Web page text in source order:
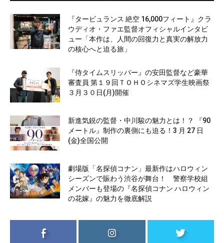
『タービュランス 絶空 16,000フィート』クラ
ウディオ・ファエ監督オフィシャルインタビ
ュー「本作は、人間の回復力と真実の解放力
の核心へと迫る旅」
『侍タイムスリッパー』の安田監督など豪華
審査員 第１９回ＴＯＨＯシネマズ学生映画祭
３月３０日(月)開催
新進気鋭の監督・中川駿の魅力とは！？ 『90
メートル』制作の裏側にも迫る！3 月 27 日
(金)全国公開
劇場版「名探偵コナン」最新作はハロウィン
シーズンで賑わう渋谷が舞台！ 警察学校組
メンバーも登場の『名探偵コナン ハロウィン
の花嫁』の魅力を徹底解説